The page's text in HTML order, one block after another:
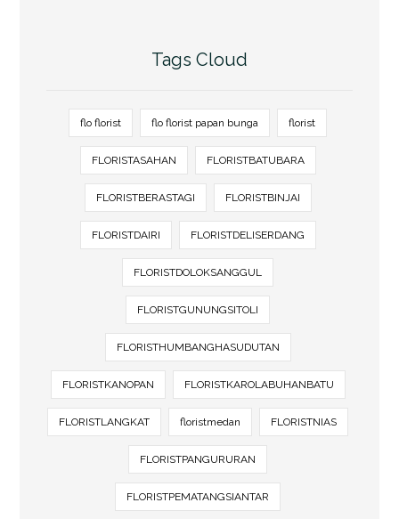
Tags Cloud
flo florist flo florist papan bunga florist
FLORISTASAHAN FLORISTBATUBARA
FLORISTBERASTAGI FLORISTBINJAI
FLORISTDAIRI FLORISTDELISERDANG
FLORISTDOLOKSANGGUL
FLORISTGUNUNGSITOLI
FLORISTHUMBANGHASUDUTAN
FLORISTKANOPAN FLORISTKAROLABUHANBATU
FLORISTLANGKAT floristmedan FLORISTNIAS
FLORISTPANGURURAN
FLORISTPEMATANGSIANTAR